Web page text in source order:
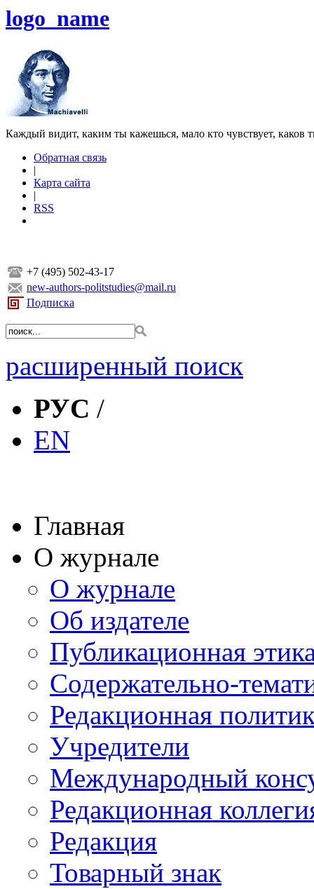
logo_name
Каждый видит, каким ты кажешься, мало кто чувствует, каков
Обратная связь
|
Карта сайта
|
RSS
+7 (495) 502-43-17
new-authors-politstudies@mail.ru
Подписка
расширенный поиск
РУС /
EN
Главная
О журнале
О журнале
Об издателе
Публикационная
Содержательно-
Редакционная
Учредители
Международный
Редакционная
Редакция
Товарный знак